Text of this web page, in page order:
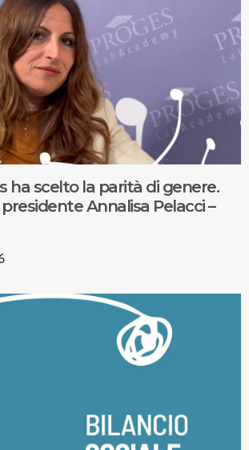
ha scelto la parità di genere.
Annalisa Pelacci –